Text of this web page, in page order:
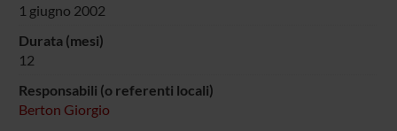
1 giugno 2002
Durata (mesi)
12
Responsabili (o referenti locali)
Berton Giorgio